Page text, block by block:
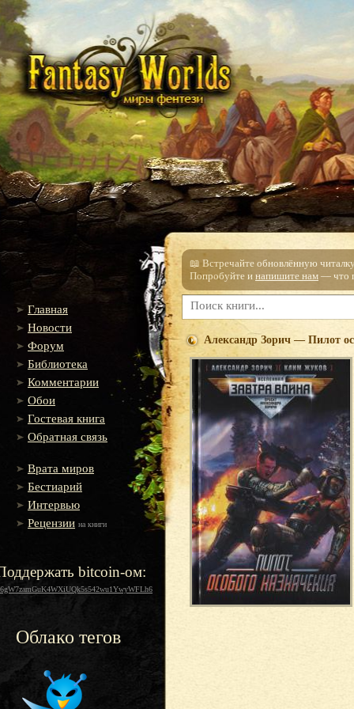
Главная
Новости
Форум
Библиотека
Комментарии
Обои
Гостевая книга
Обратная связь
Врата миров
Бестиарий
Интервью
Рецензии на книги
bitcoin-ом:
Облако тегов
📖 Встречайте обновлённую
Попробуйте и напишите нам — что
Александр Зорич — Пилот